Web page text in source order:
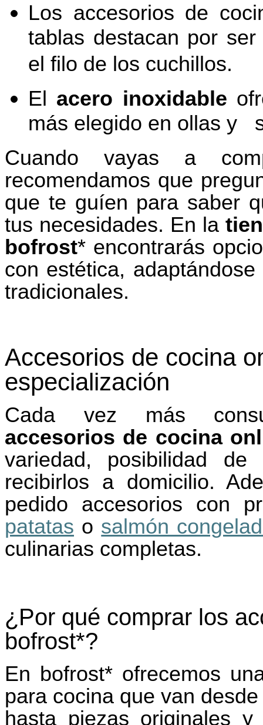
Los accesorios de
tablas destacan por
el filo de los cuchillos.
El acero inoxidable
más elegido en ollas y
Cuando vayas a
recomendamos que
que te guíen para saber
tus necesidades. En la
bofrost* encontrarás
con estética,
tradicionales.
Accesorios de cocina
especialización
Cada vez más
accesorios de cocina
variedad, posibilidad
recibirlos a domicilio.
pedido accesorios con
patatas o salmón
culinarias completas.
¿Por qué comprar los
bofrost*?
En bofrost* ofrecemos
para cocina que van
hasta piezas originales